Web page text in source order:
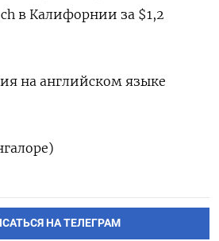
в Калифорнии за $1,2
на английском языке
НА ТЕЛЕГРАМ